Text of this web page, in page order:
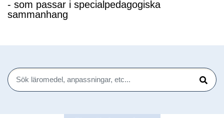
- som passar i specialpedagogiska
sammanhang
Sök
Sök